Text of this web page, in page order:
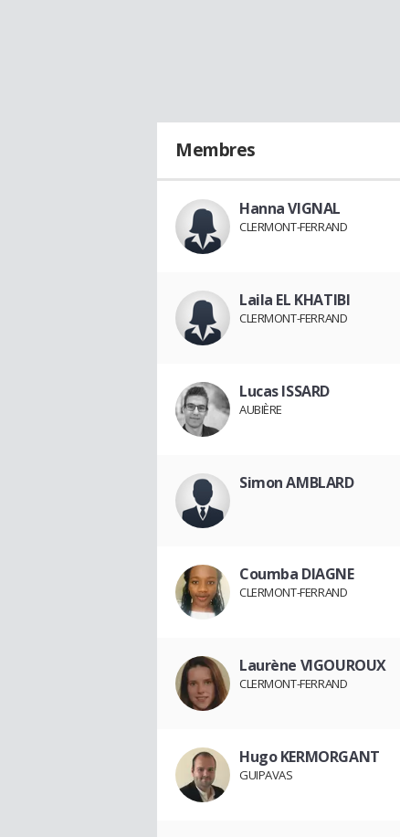
Membres
Hanna VIGNAL
CLERMONT-FERRAND
Laila EL KHATIBI
CLERMONT-FERRAND
Lucas ISSARD
AUBIÈRE
Simon AMBLARD
Coumba DIAGNE
CLERMONT-FERRAND
Laurène VIGOUROUX
CLERMONT-FERRAND
Hugo KERMORGANT
GUIPAVAS